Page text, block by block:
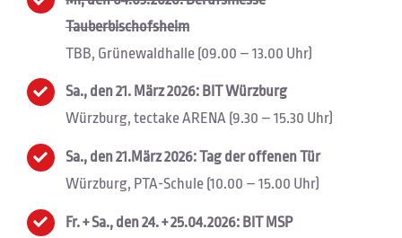
Tauberbischofsheim
TBB, Grünewaldhalle (09.00 – 13.00 Uhr)
Sa., den 21. März 2026: BIT Würzburg
Würzburg, tectake ARENA (9.30 – 15.30 Uhr)
Sa., den 21.März 2026: Tag der offenen Tür
Würzburg, PTA-Schule (10.00 – 15.00 Uhr)
Fr. + Sa., den 24. + 25.04.2026: BIT MSP